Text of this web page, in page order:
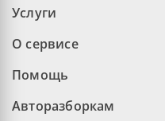
Услуги
О сервисе
Помощь
Авторазборкам